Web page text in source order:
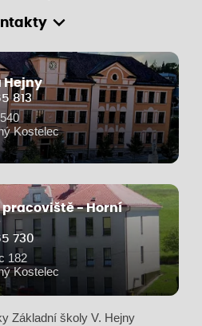
Hejny
813
Kostelec
pracoviště - Horní
730
182
Kostelec
Základní školy V. Hejny